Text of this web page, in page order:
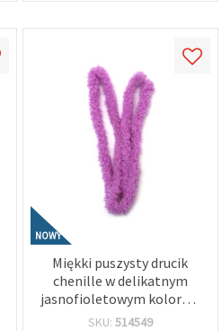
NOWY
Miękki puszysty drucik
chenille w delikatnym
jasnofioletowym kolorze,
20 mm × 1 m – idealny do
SKU: 514549